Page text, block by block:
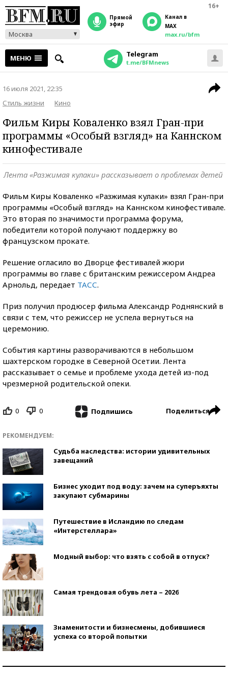
16+
Москва
прямой
эфир
Канал в
MAX
max.ru/bfm
МЕНЮ Telegram
t.me/BFMnews
16 июля 2021, 22:35
Стиль жизни
Кино
Фильм Киры Коваленко взял Гран-при
программы «Особый взгляд» на Каннском
кинофестивале
Лента «Разжимая кулаки» рассказывает о проблемах детей
Фильм Киры Коваленко «Разжимая кулаки» взял Гран-при
программы «Особый взгляд» на Каннском кинофестивале.
Это вторая по значимости программа форума,
победители которой получают поддержку во
французском прокате.
Решение огласило во Дворце фестивалей жюри
программы во главе с британским режиссером Андреа
Арнольд, передает ТАСС.
Приз получил продюсер фильма Александр Роднянский в
связи с тем, что режиссер не успела вернуться на
церемонию.
События картины разворачиваются в небольшом
шахтерском городке в Северной Осетии. Лента
рассказывает о семье и проблеме ухода детей из-под
чрезмерной родительской опеки.
0 0 Подпишись Поделиться
РЕКОМЕНДУЕМ:
Судьба наследства: истории удивительных
завещаний
Бизнес уходит под воду: зачем на суперъяхты
закупают субмарины
Путешествие в Исландию по следам
«Интерстеллара»
Модный выбор: что взять с собой в отпуск?
Самая трендовая обувь лета – 2026
Знаменитости и бизнесмены, добившиеся
успеха со второй попытки